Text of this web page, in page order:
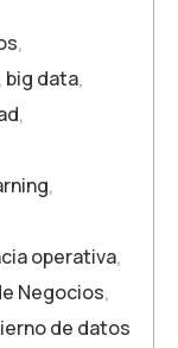
,
, big data,
,
,
operativa,
Negocios,
de datos